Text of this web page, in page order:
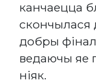
канчаецца
скончылася
добры
ведаючы яе
ніяк.